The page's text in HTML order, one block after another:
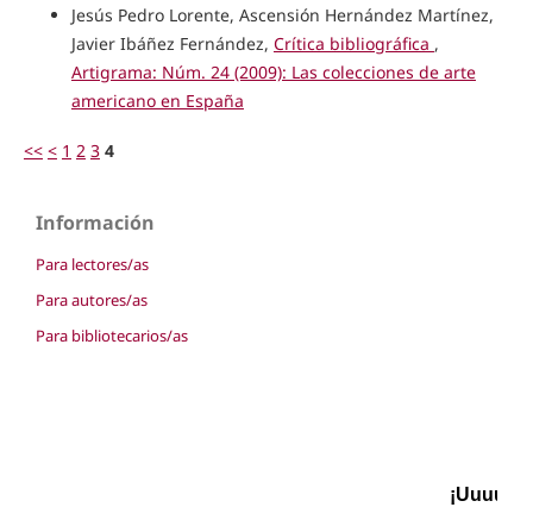
Jesús Pedro Lorente, Ascensión Hernández Martínez,
Javier Ibáñez Fernández, Crítica bibliográfica ,
Artigrama: Núm. 24 (2009): Las colecciones de arte
americano en España
<< < 1 2 3 4
Información
Para lectores/as
Para autores/as
Para bibliotecarios/as